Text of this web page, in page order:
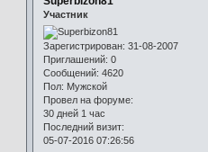
Участник
Зарегистрирован: 31-08-2007
Приглашений: 0
Сообщений: 4620
Пол: Мужской
Провел на форуме:
30 дней 1 час
Последний визит:
05-07-2016 07:26:56